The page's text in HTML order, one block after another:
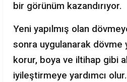
bir görünüm kazandırıyor.
Yeni yapılmış olan
sonra uygulanarak dövme
korur, boya ve iltihap gibi
iyileştirmeye yardımcı olur.